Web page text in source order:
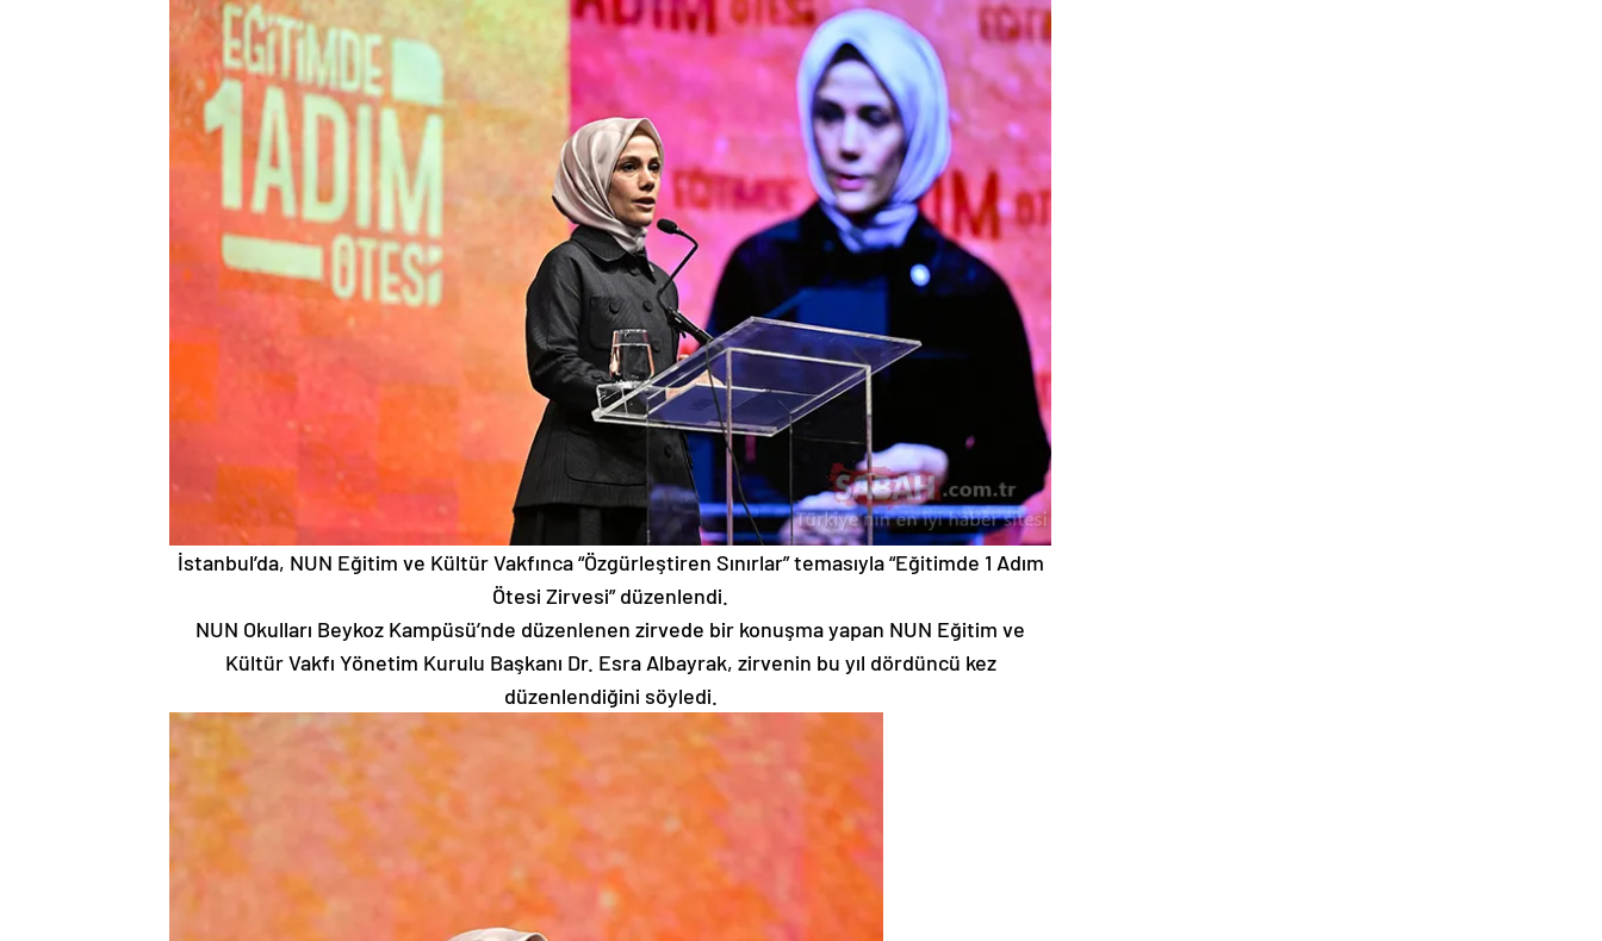
İstanbul’da, NUN Eğitim ve Kültür Vakfınca “Özgürleştiren Sınırlar” temasıyla “Eğitimde 1 Adım
Ötesi Zirvesi” düzenlendi.
NUN Okulları Beykoz Kampüsü’nde düzenlenen zirvede bir konuşma yapan NUN Eğitim ve
Kültür Vakfı Yönetim Kurulu Başkanı Dr. Esra Albayrak, zirvenin bu yıl dördüncü kez
düzenlendiğini söyledi.